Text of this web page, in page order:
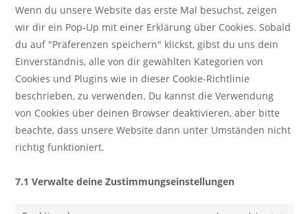
Wenn du unsere Website das erste Mal besuchst, zeigen
wir dir ein Pop-Up mit einer Erklärung über Cookies. Sobald
du auf "Präferenzen speichern" klickst, gibst du uns dein
Einverständnis, alle von dir gewählten Kategorien von
Cookies und Plugins wie in dieser Cookie-Richtlinie
beschrieben, zu verwenden. Du kannst die Verwendung
von Cookies über deinen Browser deaktivieren, aber bitte
beachte, dass unsere Website dann unter Umständen nicht
richtig funktioniert.
7.1 Verwalte deine Zustimmungseinstellungen